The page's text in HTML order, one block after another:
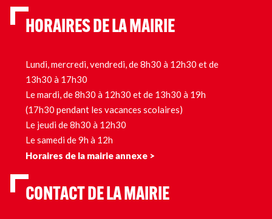
HORAIRES DE LA MAIRIE
Lundi, mercredi, vendredi, de 8h30 à 12h30 et de
13h30 à 17h30
Le mardi, de 8h30 à 12h30 et de 13h30 à 19h
(17h30 pendant les vacances scolaires)
Le jeudi de 8h30 à 12h30
Le samedi de 9h à 12h
Horaires de la mairie annexe >
CONTACT DE LA MAIRIE